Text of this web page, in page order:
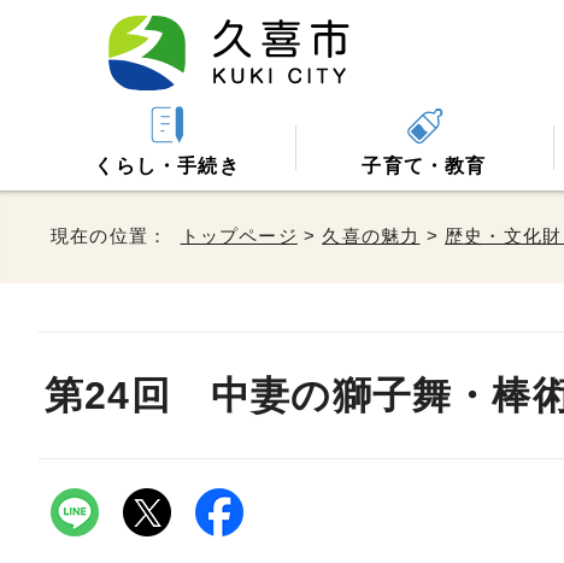
くらし・手続き 子育て・教育
現在の位置： トップページ > 久喜の魅力 > 歴史・文化
第24回 中妻の獅子舞・棒